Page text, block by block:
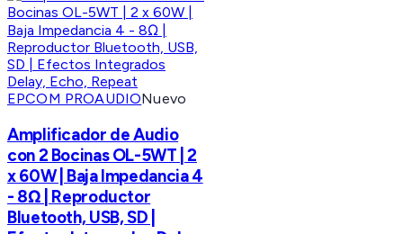
EPCOM PROAUDIONuevo
Amplificador de Audio
con 2 Bocinas OL-5WT | 2
x 60W | Baja Impedancia 4
- 8Ω | Reproductor
Bluetooth, USB, SD |